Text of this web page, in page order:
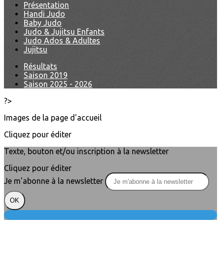
Présentation
Handi Judo
Baby Judo
Judo & Jujitsu Enfants
Judo Ados & Adultes
Jujitsu
Résultats
Saison 2019
Saison 2025 - 2026
?>
Images de la page d'accueil
Cliquez pour éditer
Texte, bouton et/ou inscription à la newsletter
Cliquez pour éditer
Je m'abonne à la newsletter
OK